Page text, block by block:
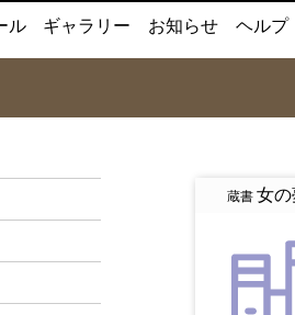
ル ギャラリー お知らせ ヘルプ
蔵書 女